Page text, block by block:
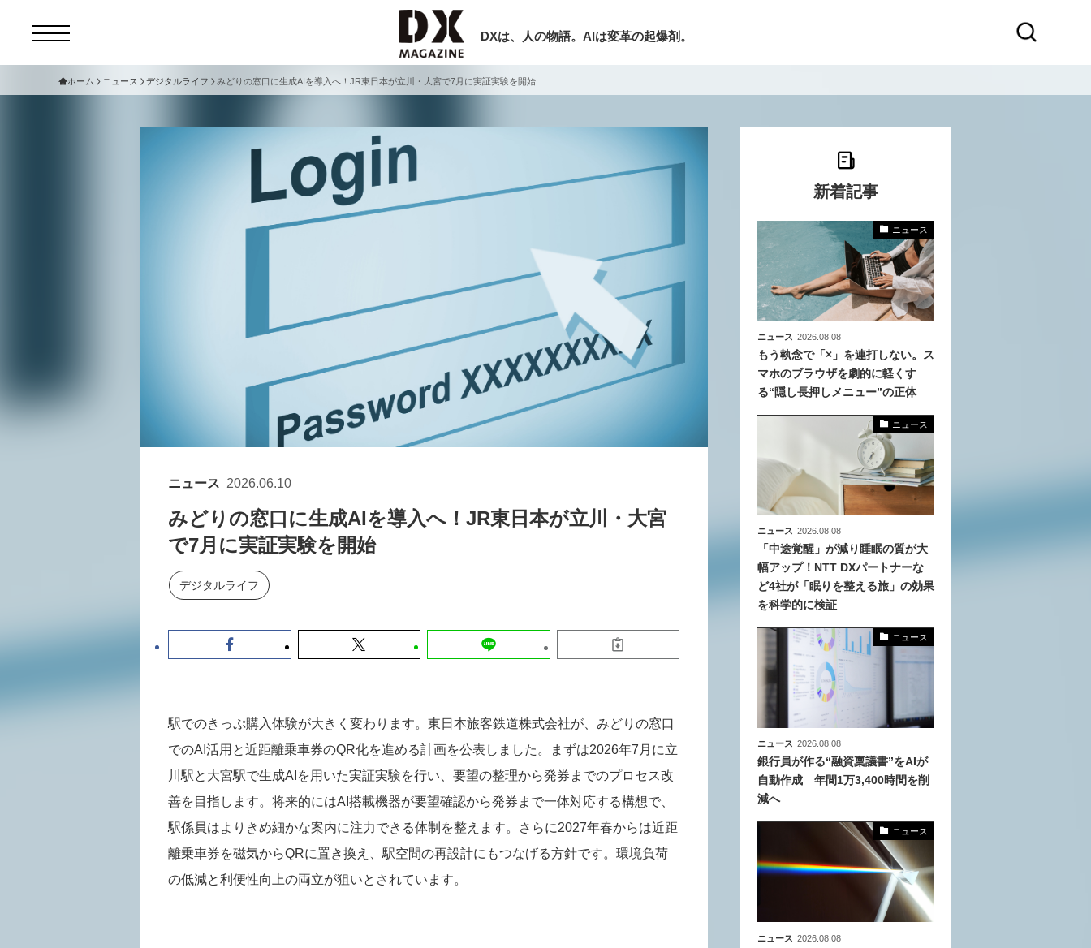
DXは、人の物語。AIは変革の起爆剤。
セミナー
サービスメニュー
トップページ
特集
動画
サイトマップ
お問い合わせ
個人情報保護法について
運営会社
採用情報
【8/12開催】「イノベーションを数値化
する」～投資される事業の基準と、終活
DX「SouSou」に学ぶ資金調達・巻き込
みのリアル～
2026-06-10
セミナー
【9/30開催】AIで何でもできる時代に、
ホーム ニュース デジタルライフ みどりの窓口に生成AIを導入へ！JR東日本が立川・大宮で7月に実証実験を開始
ニュース 2026.06.10
みどりの窓口に生成AIを導入へ！JR東日本が立川・大宮
で7月に実証実験を開始
デジタルライフ
駅でのきっぷ購入体験が大きく変わります。東日本旅客鉄道株式会社が、みどりの窓口
でのAI活用と近距離乗車券のQR化を進める計画を公表しました。まずは2026年7月に立
川駅と大宮駅で生成AIを用いた実証実験を行い、要望の整理から発券までのプロセス改
善を目指します。将来的にはAI搭載機器が要望確認から発券まで一体対応する構想で、
駅係員はよりきめ細かな案内に注力できる体制を整えます。さらに2027年春からは近距
離乗車券を磁気からQRに置き換え、駅空間の再設計にもつなげる方針です。環境負荷
の低減と利便性向上の両立が狙いとされています。
新着記事
ニュース
ニュース 2026.08.08
もう執念で「×」を連打しない。ス
マホのブラウザを劇的に軽くす
る“隠し長押しメニュー”の正体
ニュース
ニュース 2026.08.08
「中途覚醒」が減り睡眠の質が大
幅アップ！NTT DXパートナーな
ど4社が「眠りを整える旅」の効果
を科学的に検証
ニュース
ニュース 2026.08.08
銀行員が作る“融資稟議書”をAIが
自動作成 年間1万3,400時間を削
減へ
ニュース
ニュース 2026.08.08